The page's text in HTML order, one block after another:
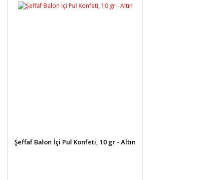
Şeffaf Balon İçi Pul Konfeti, 10 gr - Altın